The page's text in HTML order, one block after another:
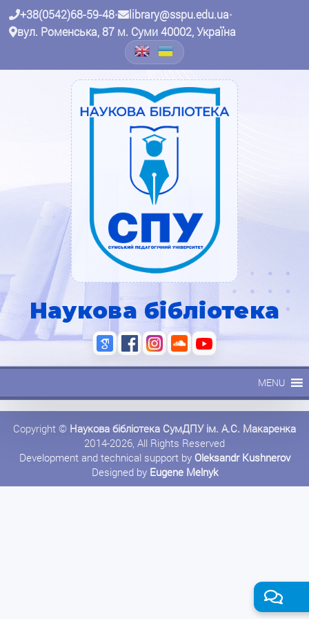
+38(0542)68-59-48• library@sspu.edu.ua•
вул. Роменська, 87 м. Суми 40002, Україна
Наукова бібліотека
MENU
Copyright © Наукова бібліотека СумДПУ ім. А.С. Макаренка
2014-2026, All Rights Reserved
Development and technical support by Oleksandr Kushnerov
Designed by Eugene Melnyk